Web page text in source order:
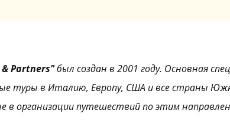
Partners"был создан в 2001 году. Основная
туры в Италию, Европу, США и все страны
в организации путешествий по этим